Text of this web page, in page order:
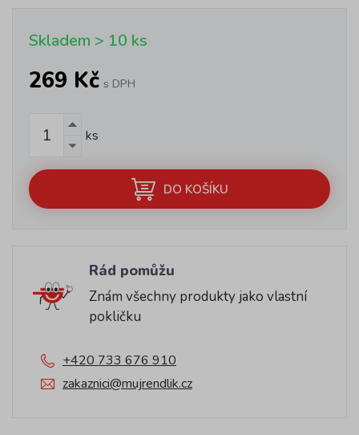
Skladem > 10 ks
269 Kč s DPH
ks
DO KOŠÍKU
Rád pomůžu
Znám všechny produkty jako vlastní
pokličku
+420 733 676 910
zakaznici@mujrendlik.cz